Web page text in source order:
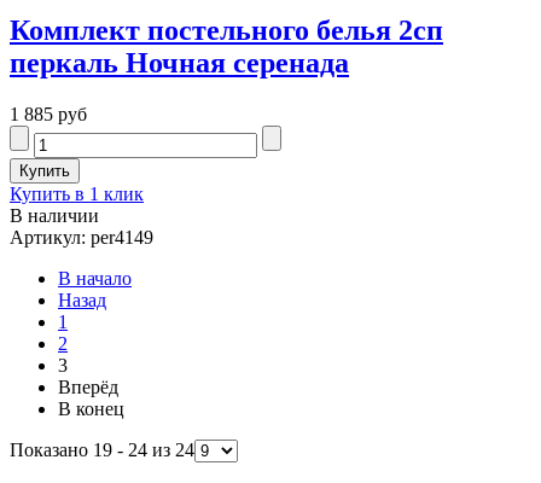
Комплект постельного белья 2сп
перкаль Ночная серенада
1 885 руб
Купить в 1 клик
В наличии
Артикул: per4149
В начало
Назад
1
2
3
Вперёд
В конец
Показано 19 - 24 из 24